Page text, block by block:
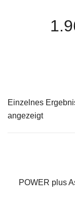
Einzelnes
angezeigt
POWER plus